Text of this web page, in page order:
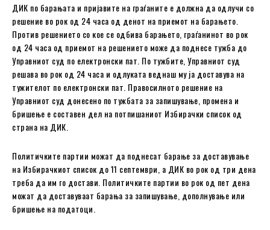
ДИК по барањата и пријавите на граѓаните е должна да одлучи со
решение во рок од 24 часа од денот на приемот на барањето.
Против решението со кое се одбива барањето, граѓанинот во рок
од 24 часа од приемот на решението може да поднесе тужба до
Управниот суд по електронски пат. По тужбите, Управниот суд
решава во рок од 24 часа и одлуката веднаш му ja доставува на
тужителот по електронски пат. Правосилното решение на
Управниот суд донесено по тужбата за запишување, промена и
бришење е составен дел на потпишаниот Избирачки список од
страна на ДИК.
Политичките партии можат да поднесат барање за доставување
на Избирачкиот список до 11 септември, а ДИК во рок од три дена
треба да им го достави. Политичките партии во рок од пет дена
можат да доставуваат барања за запишување, дополнување или
бришење на податоци.